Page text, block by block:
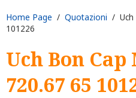
Home Page / Quotazioni / Uch
101226
Uch Bon
720.67 65